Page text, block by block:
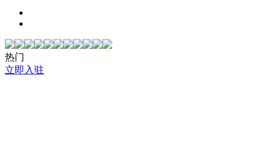
热门
立即入驻